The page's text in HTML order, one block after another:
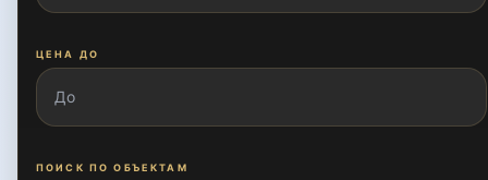
Киёта
ЦЕНА ДО
ПОИСК ПО ОБЪЕКТАМ